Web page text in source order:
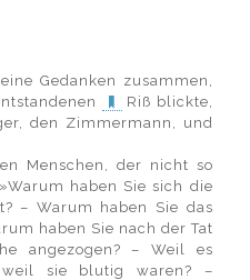
Gedanken zusammen,
Riß blickte,
den Zimmermann, und
Menschen, der nicht so
haben Sie sich die
– Warum haben Sie das
haben Sie nach der Tat
angezogen? – Weil es
sie blutig waren? –